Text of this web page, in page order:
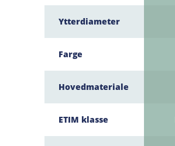
Ytterdiameter
Farge
Hovedmateriale
ETIM klasse